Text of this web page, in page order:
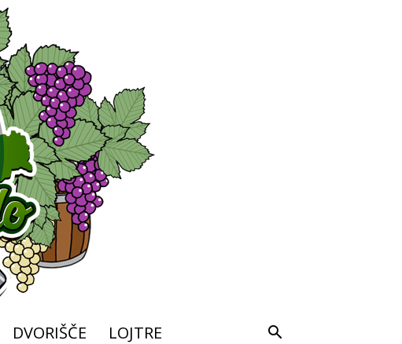
DVORIŠČE LOJTRE